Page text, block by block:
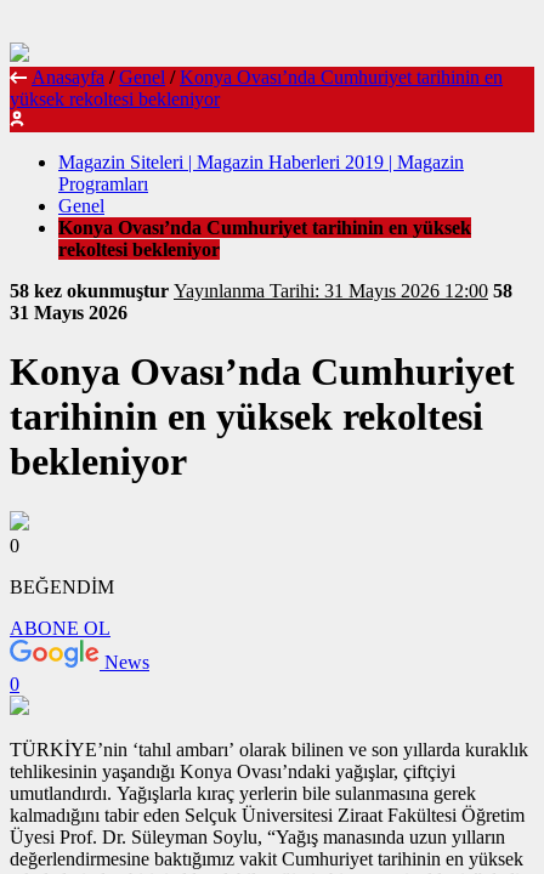
Anasayfa / Genel / Konya Ovası’nda Cumhuriyet tarihinin en
yüksek rekoltesi bekleniyor
Magazin Siteleri | Magazin Haberleri 2019 | Magazin
Programları
Genel
Konya Ovası’nda Cumhuriyet tarihinin en yüksek
rekoltesi bekleniyor
58 kez okunmuştur
Yayınlanma Tarihi: 31 Mayıs 2026 12:00 58
31 Mayıs 2026
Konya Ovası’nda Cumhuriyet
tarihinin en yüksek rekoltesi
bekleniyor
0
BEĞENDİM
ABONE OL
News
0
TÜRKİYE’nin ‘tahıl ambarı’ olarak bilinen ve son yıllarda kuraklık
tehlikesinin yaşandığı Konya Ovası’ndaki yağışlar, çiftçiyi
umutlandırdı. Yağışlarla kıraç yerlerin bile sulanmasına gerek
kalmadığını tabir eden Selçuk Üniversitesi Ziraat Fakültesi Öğretim
Üyesi Prof. Dr. Süleyman Soylu, “Yağış manasında uzun yılların
değerlendirmesine baktığımız vakit Cumhuriyet tarihinin en yüksek